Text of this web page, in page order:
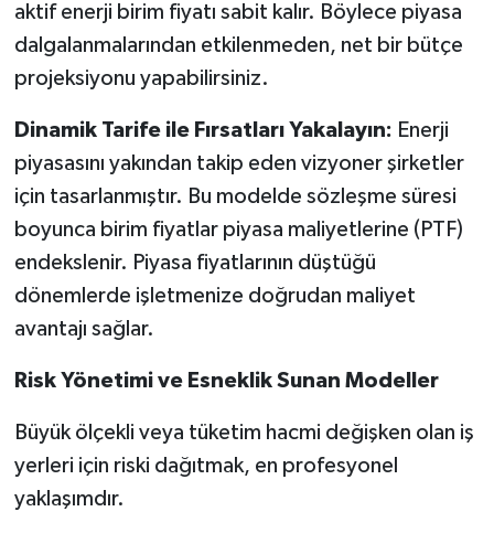
aktif enerji birim fiyatı sabit kalır. Böylece piyasa
dalgalanmalarından etkilenmeden, net bir bütçe
projeksiyonu yapabilirsiniz.
Dinamik Tarife ile Fırsatları Yakalayın: Enerji
piyasasını yakından takip eden vizyoner şirketler
için tasarlanmıştır. Bu modelde sözleşme süresi
boyunca birim fiyatlar piyasa maliyetlerine (PTF)
endekslenir. Piyasa fiyatlarının düştüğü
dönemlerde işletmenize doğrudan maliyet
avantajı sağlar.
Risk Yönetimi ve Esneklik Sunan Modeller
Büyük ölçekli veya tüketim hacmi değişken olan iş
yerleri için riski dağıtmak, en profesyonel
yaklaşımdır.